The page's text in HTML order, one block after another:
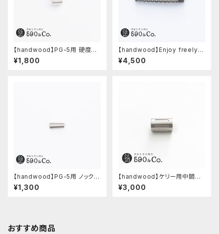
【handwood】PG-5用 硬度表
示窓 (超超ジュラルミン/正方形)
¥1,800
【handwood】Enjoy freely
前軸・ディンプル(ステンレス)
¥4,500
【handwood】PG-5用 ノック部
カバー (ステンレス)
¥1,300
【handwood】ケリー用中間パ
ーツ/カスタムグリップ (縦溝/ス
テンレス)
¥3,000
おすすめ商品